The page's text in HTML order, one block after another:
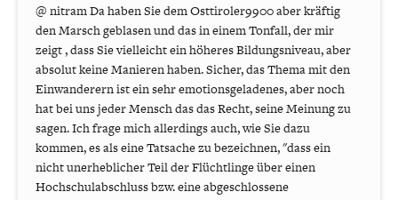
@ nitram Da haben Sie dem Osttiroler9900 aber kräftig
den Marsch geblasen und das in einem Tonfall, der mir
zeigt , dass Sie vielleicht ein höheres Bildungsniveau, aber
absolut keine Manieren haben. Sicher, das Thema mit den
Einwanderern ist ein sehr emotionsgeladenes, aber noch
hat bei uns jeder Mensch das das Recht, seine Meinung zu
sagen. Ich frage mich allerdings auch, wie Sie dazu
kommen, es als eine Tatsache zu bezeichnen, "dass ein
nicht unerheblicher Teil der Flüchtlinge über einen
Hochschulabschluss bzw. eine abgeschlossene